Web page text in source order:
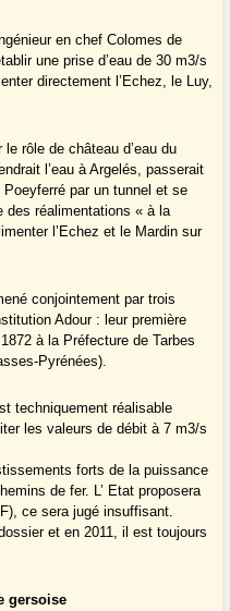
en chef Colomes de
une prise d’eau de 30 m3/s
directement l’Echez, le Luy,
rôle de château d’eau du
l’eau à Argelés, passerait
par un tunnel et se
des réalimentations « à la
l’Echez et le Mardin sur
conjointement par trois
Adour : leur première
à la Préfecture de Tarbes
Pyrénées).
techniquement réalisable
les valeurs de débit à 7 m3/s
forts de la puissance
de fer. L’ Etat proposera
ce sera jugé insuffisant.
et en 2011, il est toujours
gersoise